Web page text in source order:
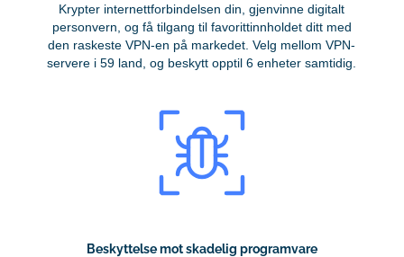
Krypter internettforbindelsen din, gjenvinne digitalt
personvern, og få tilgang til favorittinnholdet ditt med
den raskeste VPN-en på markedet. Velg mellom VPN-
servere i 59 land, og beskytt opptil 6 enheter samtidig.
Beskyttelse mot skadelig programvare